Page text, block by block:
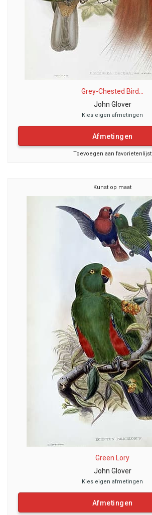
Grey-Chested Bird...
John Glover
Kies eigen afmetingen
Afmetingen
Toevoegen aan favorietenlijst
Kunst op maat
Green Lory
John Glover
Kies eigen afmetingen
Afmetingen